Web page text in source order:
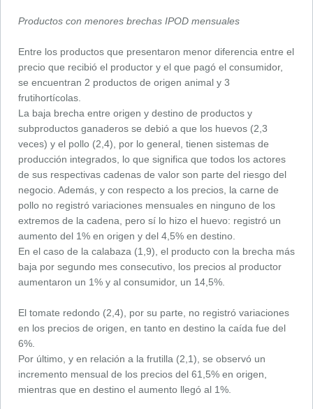
Productos con menores brechas IPOD mensuales
Entre los productos que presentaron menor diferencia entre el
precio que recibió el productor y el que pagó el consumidor,
se encuentran 2 productos de origen animal y 3
frutihortícolas.
La baja brecha entre origen y destino de productos y
subproductos ganaderos se debió a que los huevos (2,3
veces) y el pollo (2,4), por lo general, tienen sistemas de
producción integrados, lo que significa que todos los actores
de sus respectivas cadenas de valor son parte del riesgo del
negocio. Además, y con respecto a los precios, la carne de
pollo no registró variaciones mensuales en ninguno de los
extremos de la cadena, pero sí lo hizo el huevo: registró un
aumento del 1% en origen y del 4,5% en destino.
En el caso de la calabaza (1,9), el producto con la brecha más
baja por segundo mes consecutivo, los precios al productor
aumentaron un 1% y al consumidor, un 14,5%.
El tomate redondo (2,4), por su parte, no registró variaciones
en los precios de origen, en tanto en destino la caída fue del
6%.
Por último, y en relación a la frutilla (2,1), se observó un
incremento mensual de los precios del 61,5% en origen,
mientras que en destino el aumento llegó al 1%.